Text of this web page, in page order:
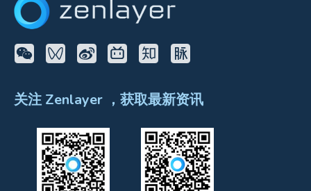
关注 Zenlayer ，获取最新资讯